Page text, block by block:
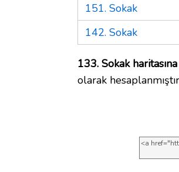
151. Sokak
142. Sokak
133. Sokak haritasına
olarak